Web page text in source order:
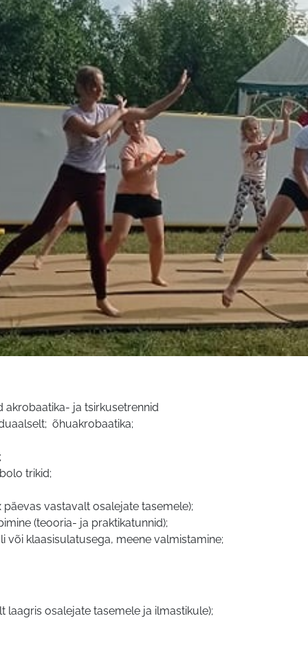
akrobaatika- ja tsirkusetrennid
õhuakrobaatika;
trikid;
vastavalt osalejate tasemele);
(teooria- ja praktikatunnid);
või klaasisulatusega, meene valmistamine;
osalejate tasemele ja ilmastikule);